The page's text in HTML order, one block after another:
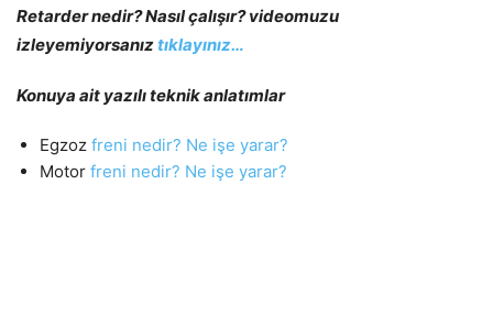
Retarder nedir? Nasıl çalışır? videomuzu
izleyemiyorsanız tıklayınız…
Konuya ait yazılı teknik anlatımlar
Egzoz freni nedir? Ne işe yarar?
Motor freni nedir? Ne işe yarar?